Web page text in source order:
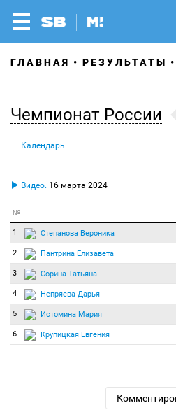
ГЛАВНАЯ РЕЗУЛЬТАТЫ
Чемпионат России
Календарь
Видео. 16 марта 2024
№
1 Степанова Вероника
2 Пантрина Елизавета
3 Сорина Татьяна
4 Непряева Дарья
5 Истомина Мария
6 Крупицкая Евгения